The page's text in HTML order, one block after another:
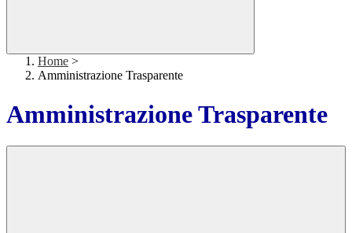
Home >
Amministrazione Trasparente
Amministrazione Trasparente